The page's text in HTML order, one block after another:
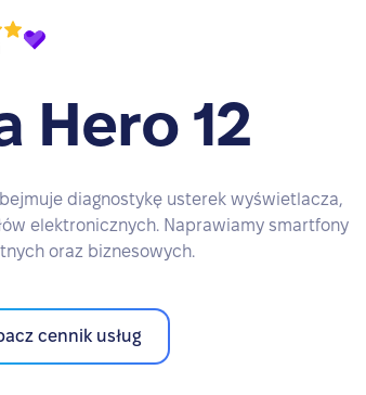
Hero 12
diagnostykę usterek wyświetlacza,
elektronicznych. Naprawiamy smartfony
oraz biznesowych.
cennik usług